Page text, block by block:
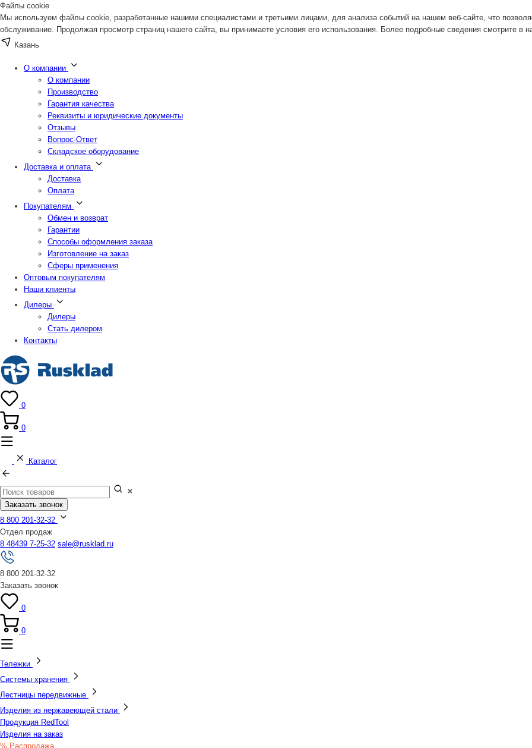
Файлы cookie
Мы используем файлы cookie, разработанные нашими специалистами и третьими лицами, для анализа событий на нашем веб-сайте, что
обслуживание. Продолжая просмотр страниц нашего сайта, вы принимаете условия его использования. Более подробные сведения смотрите в
Казань
О компании
О компании
Производство
Гарантия качества
Реквизиты и юридические документы
Отзывы
Вопрос-Ответ
Складское оборудование
Доставка и оплата
Доставка
Оплата
Покупателям
Обмен и возврат
Гарантии
Способы оформления заказа
Изготовление на заказ
Сферы применения
Оптовым покупателям
Наши клиенты
Дилеры
Дилеры
Стать дилером
Контакты
0
0
Каталог
Заказать звонок
8 800 201-32-32
Отдел продаж
8 48439 7-25-32 sale@rusklad.ru
8 800 201-32-32
Заказать звонок
0
0
Тележки
Системы хранения
Лестницы передвижные
Изделия из нержавеющей стали
Продукция RedTool
Изделия на заказ
% Распродажа